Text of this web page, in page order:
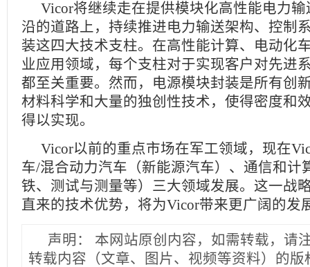
Vicor将继续走在提供模块化高性能电力
沿的道路上，持续推进电力输送架构、控制
装这四大技术支柱。在高性能计算、电动化
业应用领域，每个支柱对于实现客户对先进
都至关重要。然而，电源模块封装是所有创
材料科学和大量的独创性技术，使得密度和
得以实现。
Vicor以前的重点市场在军工领域，现在
车/混合动力汽车（新能源汽车）、通信和计
铁、测试与测量等）三大领域发展。这一战
直来的技术优势，将为Vicor带来更广阔的发
声明：
本网站原创内容，如需转载，请
转载内容（文章、图片、视频等资料）的版